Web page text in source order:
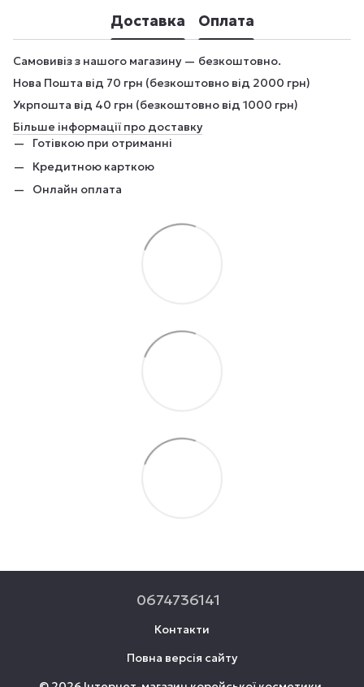
Доставка Оплата
Самовивіз з нашого магазину — безкоштовно.
Нова Пошта від 70 грн (безкоштовно від 2000 грн)
Укрпошта від 40 грн (безкоштовно від 1000 грн)
Більше інформації про доставку
Готівкою при отриманні
Кредитною карткою
Онлайн оплата
0674736141
Контакти
Повна версія сайту